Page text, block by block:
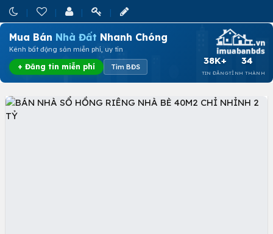
Mua Bán Nhà Đất Nhanh Chóng
Kênh bất động sản miễn phí, uy tín
+ Đăng tin miễn phí Tìm BĐS
38K+
TIN ĐĂNG
34
TỈNH THÀNH